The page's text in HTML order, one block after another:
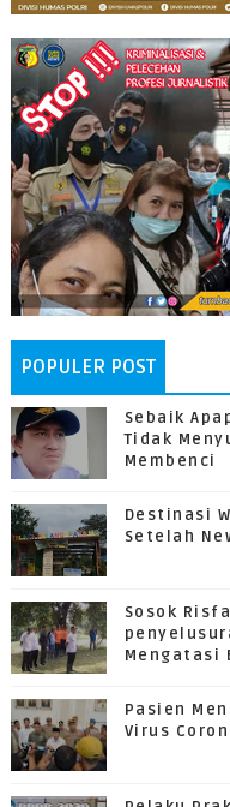
POPULER POST
Sebaik
Tidak
Membenci
Destinasi
Setelah
Sosok
Mengatasi
Pasien
Virus